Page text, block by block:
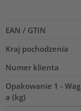
EAN / GTIN
Kraj pochodzenia
Numer klienta
Opakowanie 1 - Wag
a (kg)